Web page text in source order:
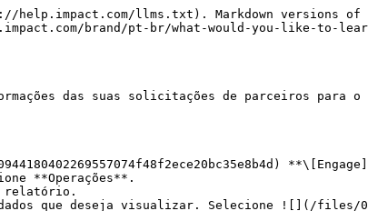
data-gb-custom-block data-tag="hint" data-style="info" class="hint hint-info"><p><strong>Observação:</strong> Algumas colunas podem estar ocultas se não tiverem retornado nenhum dado.</p></div>

<details>

<summary>Visão geral</summary>

| Coluna                        | Descrição                                                                                                                                                                                                                                                                                                                 |
| ----------------------------- | ------------------------------------------------------------------------------------------------------------------------------------------------------------------------------------------------------------------------------------------------------------------------------------------------------------------------- |
| Campanha (Programa)           | O nome da campanha/programa associado à solicitação do parceiro.                                                                                                                                                                                                                                                          |
| ID da Campanha (Programa)     | O identificador exclusivo da campanha/programa na plataforma impact.com.                                                                                                                                                                                                                                                  |
| É novo MP                     | Se o parceiro foi recém-integrado. Indica se a marca começou oficialmente a trabalhar com ele para colaboração ou não.                                                                                                                                                                                                    |
| Propostas pendentes           | O número de propostas pendentes associadas à campanha/programa selecionada.                                                                                                                                                                                                                                               |
| Solicitações                  | O número de solicitações de parceiros associadas à campanha/programa selecionada.                                                                                                                                                                                                                                         |
| Aprovação automática          | As solicitações de parceiros aprovadas automaticamente com base em [critérios predefinidos](/brand/pt-br/what-would-you-like-to-learn-about/platform-features/review-partner-applications/automate-partner-application-processing/create-workflows-to-automatically-process-